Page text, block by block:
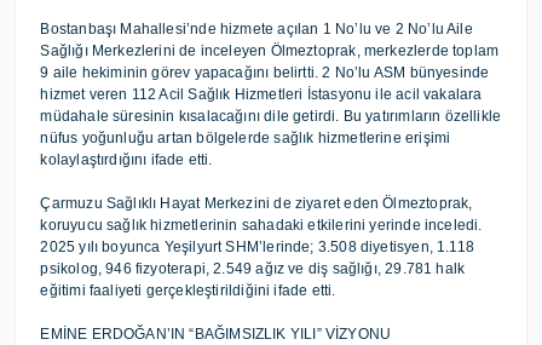
Bostanbaşı Mahallesi’nde hizmete açılan 1 No’lu ve 2 No’lu Aile
Sağlığı Merkezlerini de inceleyen Ölmeztoprak, merkezlerde toplam
9 aile hekiminin görev yapacağını belirtti. 2 No’lu ASM bünyesinde
hizmet veren 112 Acil Sağlık Hizmetleri İstasyonu ile acil vakalara
müdahale süresinin kısalacağını dile getirdi. Bu yatırımların özellikle
nüfus yoğunluğu artan bölgelerde sağlık hizmetlerine erişimi
kolaylaştırdığını ifade etti.
Çarmuzu Sağlıklı Hayat Merkezini de ziyaret eden Ölmeztoprak,
koruyucu sağlık hizmetlerinin sahadaki etkilerini yerinde inceledi.
2025 yılı boyunca Yeşilyurt SHM’lerinde; 3.508 diyetisyen, 1.118
psikolog, 946 fizyoterapi, 2.549 ağız ve diş sağlığı, 29.781 halk
eğitimi faaliyeti gerçekleştirildiğini ifade etti.
EMİNE ERDOĞAN’IN “BAĞIMSIZLIK YILI” VİZYONU